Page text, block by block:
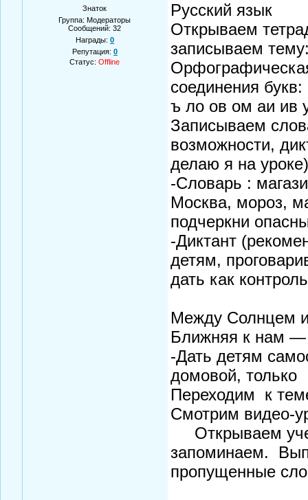
Знаток
Группа: Модераторы
Сообщений:32
Награды: 0
Репутация: 0
Статус:Offline
Русский язык
Открываем
записываем
соединения букв:
ъ ло ов ом аи ив
Записываем
возможности,
делаю я на
-Словарь :
Москва, мороз,
подчеркни
-Диктант
детям,
дать как
Между Солнцем
Ближняя к нам —
-Дать детям
домовой, только
Переходим к
Смотрим видео-
Открываем
запоминаем.
пропущенные